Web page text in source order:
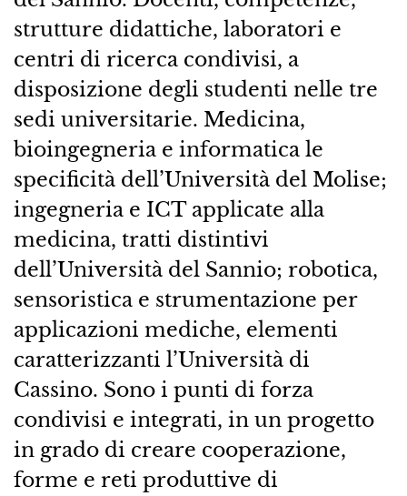
strutture didattiche, laboratori e
centri di ricerca condivisi, a
disposizione degli studenti nelle tre
sedi universitarie. Medicina,
bioingegneria e informatica le
specificità dell’Università del Molise;
ingegneria e ICT applicate alla
medicina, tratti distintivi
dell’Università del Sannio; robotica,
sensoristica e strumentazione per
applicazioni mediche, elementi
caratterizzanti l’Università di
Cassino. Sono i punti di forza
condivisi e integrati, in un progetto
in grado di creare cooperazione,
forme e reti produttive di